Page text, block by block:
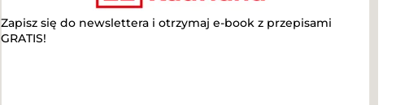
Zapisz się do newslettera i otrzymaj e-book z przepisami
GRATIS!